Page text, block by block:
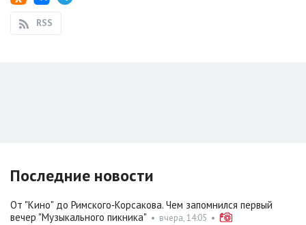
RSS
Последние новости
От "Кино" до Римского‑Корсакова. Чем запомнился первый
вечер "Музыкального пикника" • вчера, 14:05 •